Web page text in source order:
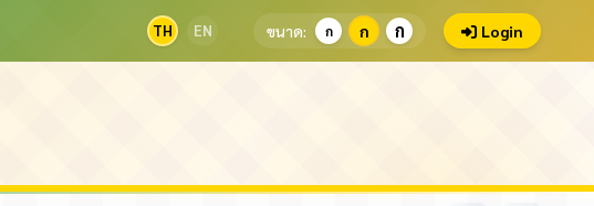
TH EN ขนาด: ก ก ก Login